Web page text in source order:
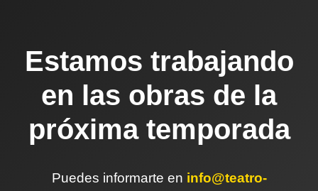
Estamos trabajando
en las obras de la
próxima temporada
Puedes informarte en info@teatro-